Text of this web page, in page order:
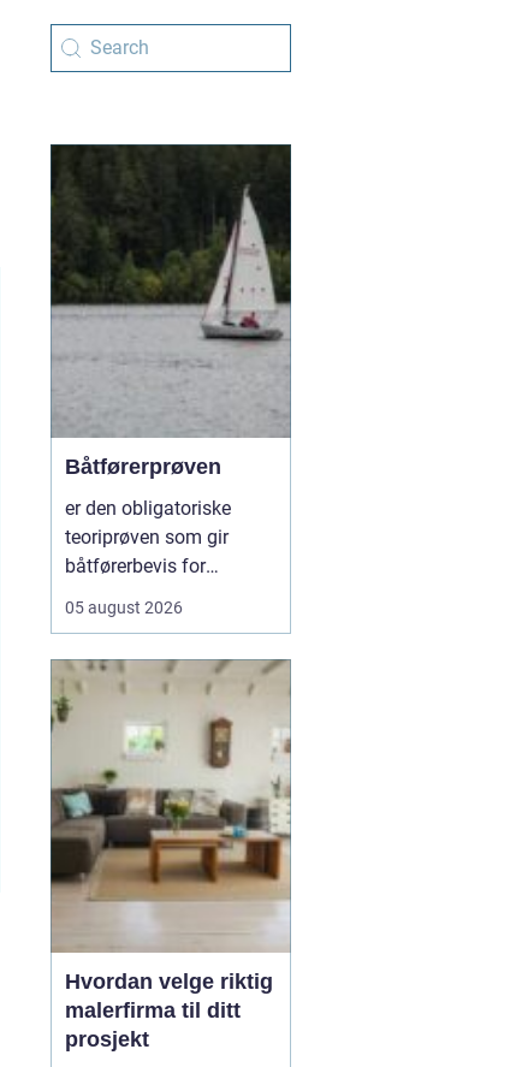
Båtførerprøven
er den obligatoriske
teoriprøven som gir
båtførerbevis for
dokumenterer at føreren
sjøvett, navigasjon, lover
og regler, samt sikkerhet
om bord. For alle som vil
bruke motorbåt lovlig og
trygt, er dette et...
05 august 2026
Hvordan velge riktig
malerfirma til ditt
prosjekt